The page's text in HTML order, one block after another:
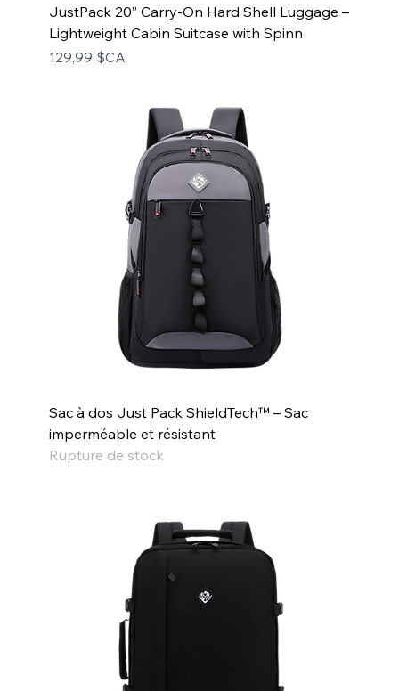
JustPack 20” Carry-On Hard Shell Luggage –
Lightweight Cabin Suitcase with Spinn
Prix
129,99 $CA
Sac à dos Just Pack ShieldTech™ – Sac
imperméable et résistant
Rupture de stock